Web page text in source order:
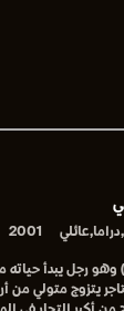
2001
وهو رجل يبدأ
يتزوج متولي من